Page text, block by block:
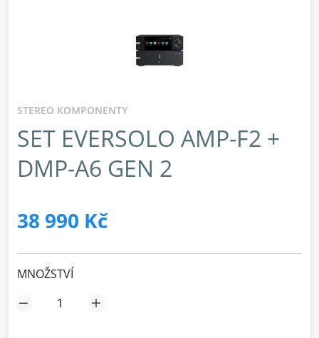
STEREO KOMPONENTY
SET EVERSOLO AMP-F2 +
DMP-A6 GEN 2
38 990 Kč
MNOŽSTVÍ